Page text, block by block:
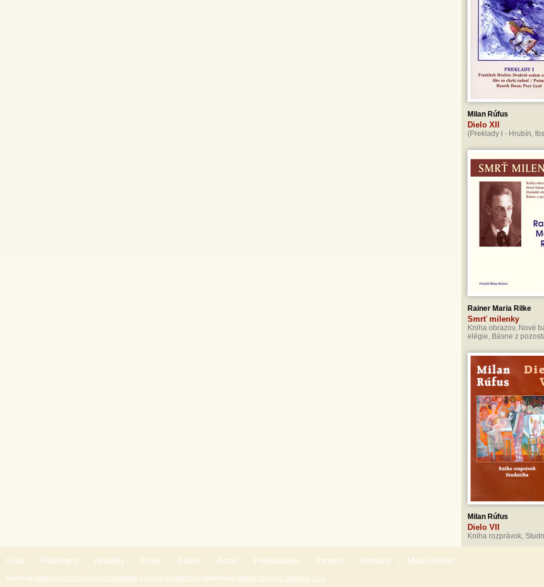
Milan Rúfus
Dielo XII
(Preklady I - Hrubín,
Rainer Maria Rilke
Smrť milenky
Kniha obrazov, Nové
elégie, Básne z
Milan Rúfus
Dielo VII
Kniha rozprávok,
Úvod | Publishers | Aktuality | Knihy | Edície | Autori | Prekladatelia | Partneri | Kontakty | Milan Richter
Generuje redakčný CMS systém GlobalWeb a eShop GlobalShop spoločnosti Global Services Slovakia s.r.o.